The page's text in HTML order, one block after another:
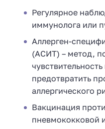
Регулярное
иммунолога или
Аллерген-
(АСИТ) – метод,
предотвратить
аллергического
Вакцинация
пневмококковой